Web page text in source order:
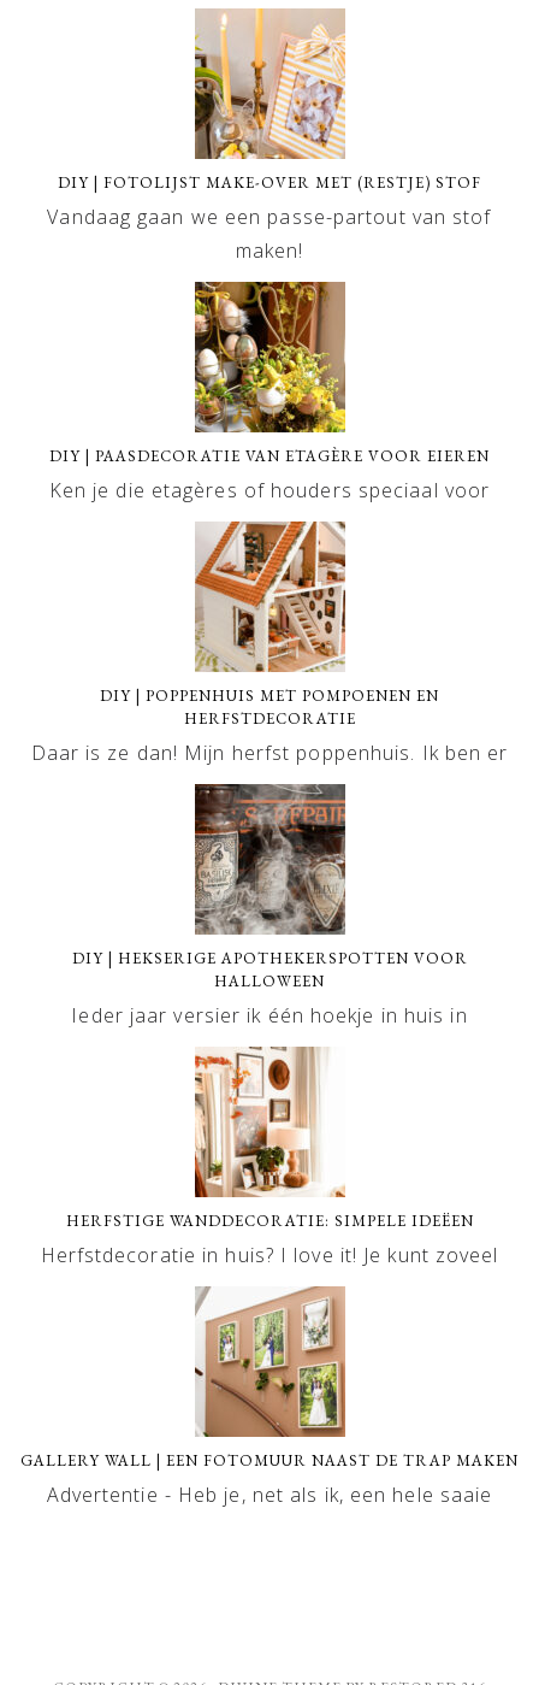
DIY | FOTOLIJST MAKE-OVER MET (RESTJE) STOF
Vandaag gaan we een passe-partout van stof
maken!
DIY | PAASDECORATIE VAN ETAGÈRE VOOR EIEREN
Ken je die etagères of houders speciaal voor
DIY | POPPENHUIS MET POMPOENEN EN
HERFSTDECORATIE
Daar is ze dan! Mijn herfst poppenhuis. Ik ben er
DIY | HEKSERIGE APOTHEKERSPOTTEN VOOR
HALLOWEEN
Ieder jaar versier ik één hoekje in huis in
HERFSTIGE WANDDECORATIE: SIMPELE IDEËEN
Herfstdecoratie in huis? I love it! Je kunt zoveel
GALLERY WALL | EEN FOTOMUUR NAAST DE TRAP MAKEN
Advertentie - Heb je, net als ik, een hele saaie